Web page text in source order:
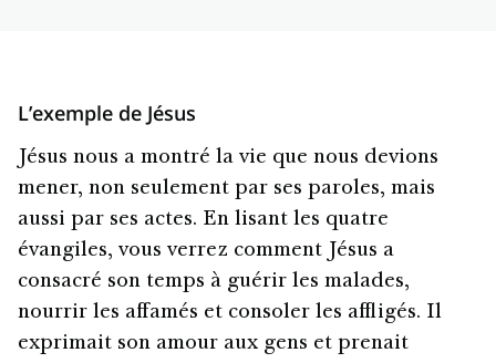
L’exemple de Jésus
Jésus nous a montré la vie que nous devions
mener, non seulement par ses paroles, mais
aussi par ses actes. En lisant les quatre
évangiles, vous verrez comment Jésus a
consacré son temps à guérir les malades,
nourrir les affamés et consoler les affligés. Il
exprimait son amour aux gens et prenait